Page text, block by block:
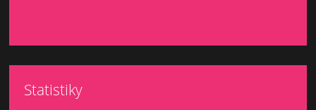
Statistiky